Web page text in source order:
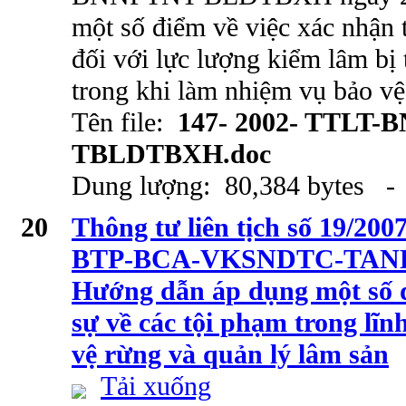
một số điểm về việc xác
đối với lực lượng kiểm lâm bị
trong khi làm nhiệm vụ bảo
Tên file: 147- 2002- TTLT-
TBLDTBXH.doc
Dung lượng: 80,384 bytes
20
Thông tư liên tịch số 19/
BTP-BCA-VKSNDTC-
Hướng dẫn áp dụng một số
sự về các tội phạm trong
vệ rừng và quản lý lâm sản
Tải xuống